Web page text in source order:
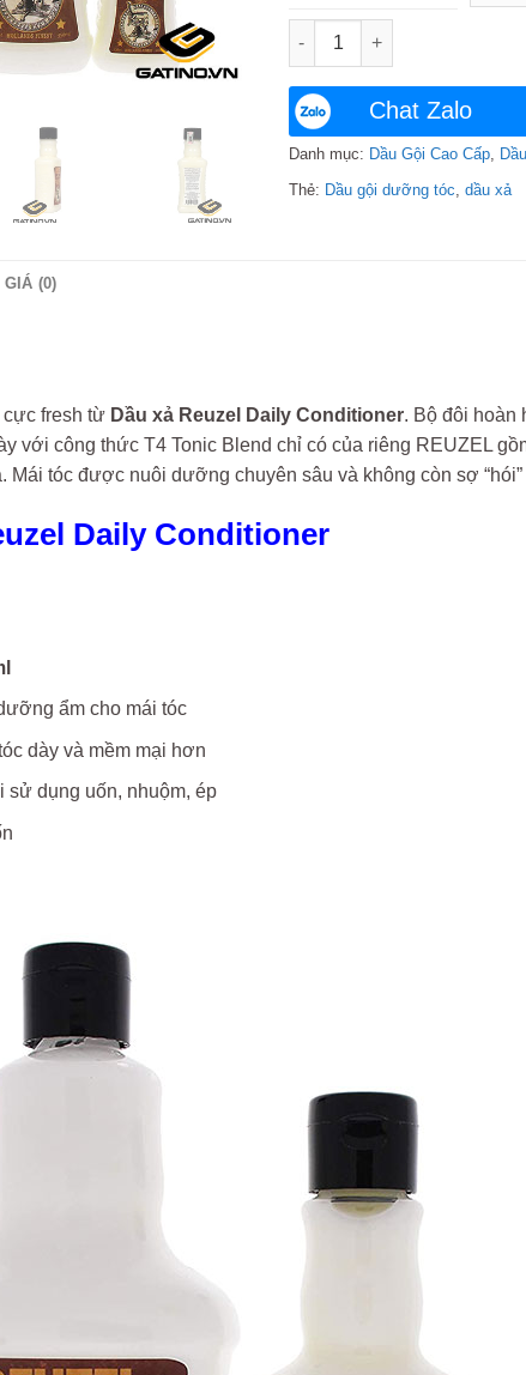
Dầu xả Reuzel Daily
Chat Zalo
Danh mục: Dầu Gội Cao Cấp,
Thẻ: Dầu gội dưỡng tóc dầu xả
GIÁ (0)
fresh từ Dầu xả Reuzel Daily Conditioner. Bộ đôi hoàn
với công thức T4 Tonic Blend chỉ có của riêng REUZEL
tóc được nuôi dưỡng chuyên sâu và không còn sợ “hói”
Daily Conditioner
ẩm cho mái tóc
dày và mềm mại hơn
sử dụng uốn, nhuộm, ép